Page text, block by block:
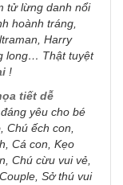
tử lừng danh nổi
hoành tráng,
Harry
long… Thật tuyệt
!
tiết dễ
yêu cho bé
Chú ếch con,
Cá con, Kẹo
Chú cừu vui vẻ,
Sở thú vui